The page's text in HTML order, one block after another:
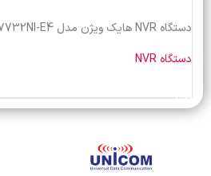
دستگاه NVR هایک ویژن مدل DS-7732NI-E4
دستگاه NVR